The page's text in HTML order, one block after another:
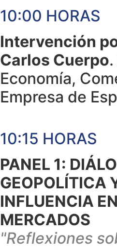
10:00 HORAS
Intervención
Carlos Cuerpo
Economía,
Empresa de
10:15 HORAS
PANEL 1:
GEOPOLÍTICA
INFLUENCIA
MERCADOS
"Reflexiones